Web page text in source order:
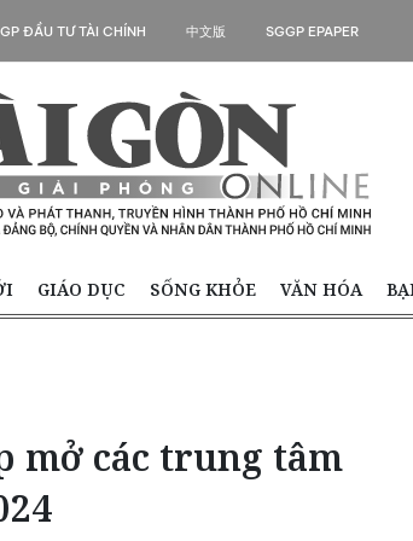
ĐẦU TƯ TÀI CHÍNH 中文版 SGGP EPAPER
GIÁO DỤC SỐNG KHỎE VĂN HÓA
mở các trung tâm